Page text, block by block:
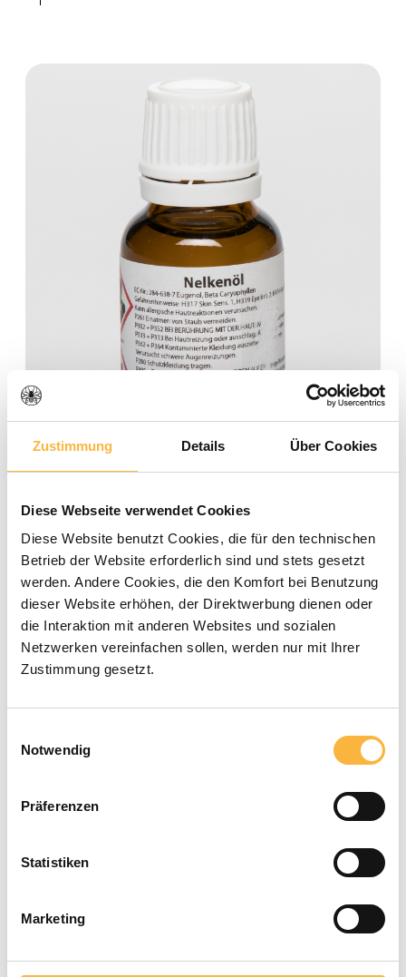
Zustimmung Details Über Cookies
Diese Webseite verwendet Cookies
Diese Website benutzt Cookies, die für den technischen
Betrieb der Website erforderlich sind und stets gesetzt
werden. Andere Cookies, die den Komfort bei Benutzung
dieser Website erhöhen, der Direktwerbung dienen oder
die Interaktion mit anderen Websites und sozialen
Netzwerken vereinfachen sollen, werden nur mit Ihrer
Zustimmung gesetzt.
Notwendig
Präferenzen
Statistiken
Marketing
Bildergalerie überspringen
Durchschnittliche Bewertung von 0 von 5 Sternen
0 Bewertungen
3,20 €*
Preise inkl. MwSt. zzgl. Versandkosten
Verfügbar in der angegebenen Lieferzeit